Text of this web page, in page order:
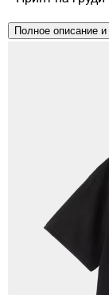
Полное описание